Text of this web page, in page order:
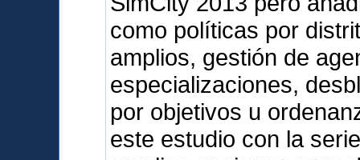
como políticas por
amplios, gestión de
especializaciones,
por objetivos u
este estudio con la